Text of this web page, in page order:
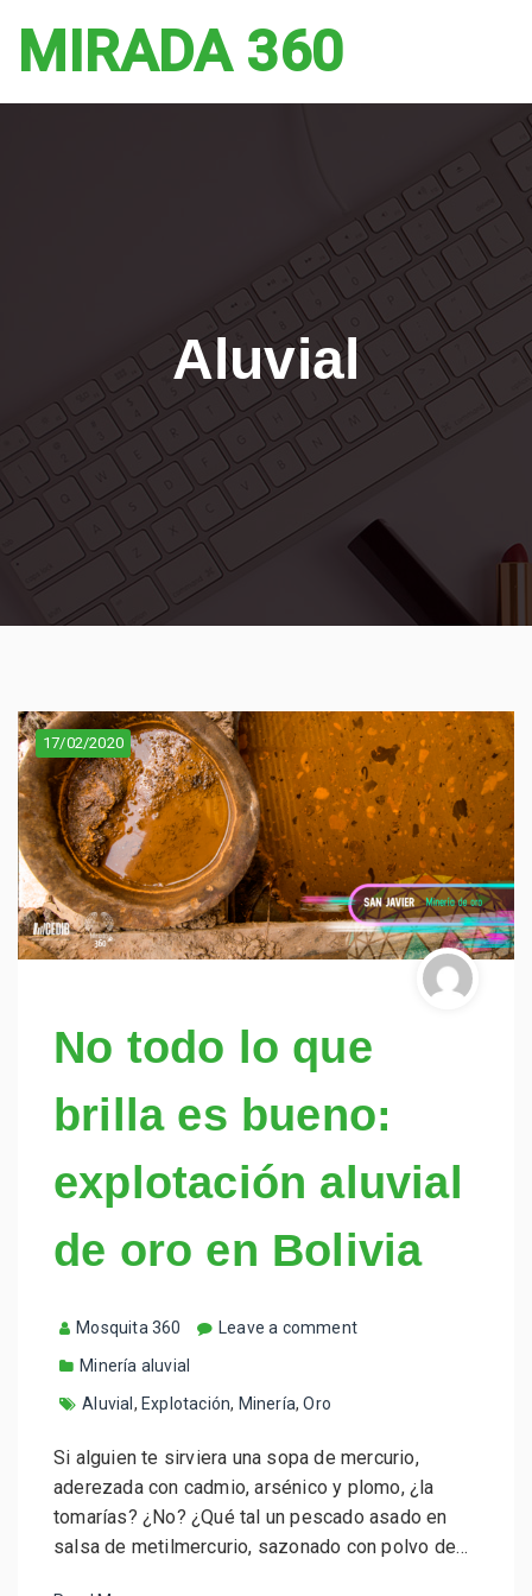
MIRADA 360
Aluvial
17/02/2020
No todo lo que
brilla es bueno:
explotación aluvial
de oro en Bolivia
Mosquita 360
Leave a comment
Minería aluvial
Aluvial , Explotación, Minería,Oro
Si alguien te sirviera una sopa de mercurio,
aderezada con cadmio, arsénico y plomo, ¿la
tomarías? ¿No? ¿Qué tal un pescado asado en
salsa de metilmercurio, sazonado con polvo de…